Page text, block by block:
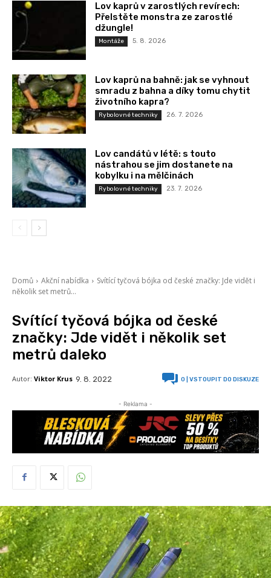
Lov kaprů v zarostlých revírech:
Přelstěte monstra ze zarostlé
džungle!
Montáže 5. 8. 2026
Lov kaprů na bahně: jak se vyhnout
smradu z bahna a díky tomu chytit
životního kapra?
Rybolovné techniky 26. 7. 2026
Lov candátů v létě: s touto
nástrahou se jim dostanete na
kobylku i na mělčinách
Rybolovné techniky 23. 7. 2026